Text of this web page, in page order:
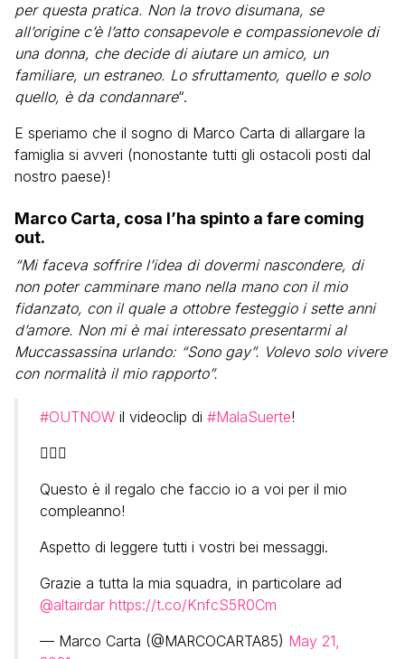
per questa pratica. Non la trovo disumana, se
all’origine c’è l’atto consapevole e compassionevole di
una donna, che decide di aiutare un amico, un
familiare, un estraneo. Lo sfruttamento, quello e solo
quello, è da condannare“.
E speriamo che il sogno di Marco Carta di allargare la
famiglia si avveri (nonostante tutti gli ostacoli posti dal
nostro paese)!
Marco Carta, cosa l’ha spinto a fare coming
out.
“Mi faceva soffrire l’idea di dovermi nascondere, di
non poter camminare mano nella mano con il mio
fidanzato, con il quale a ottobre festeggio i sette anni
d’amore. Non mi è mai interessato presentarmi al
Muccassassina urlando: “Sono gay”. Volevo solo vivere
con normalità il mio rapporto”.
#OUTNOW il videoclip di #MalaSuerte!
👇🏻🔥
Questo è il regalo che faccio io a voi per il mio
compleanno!
Aspetto di leggere tutti i vostri bei messaggi.
Grazie a tutta la mia squadra, in particolare ad
@altairdar https://t.co/KnfcS5R0Cm
— Marco Carta (@MARCOCARTA85) May 21,